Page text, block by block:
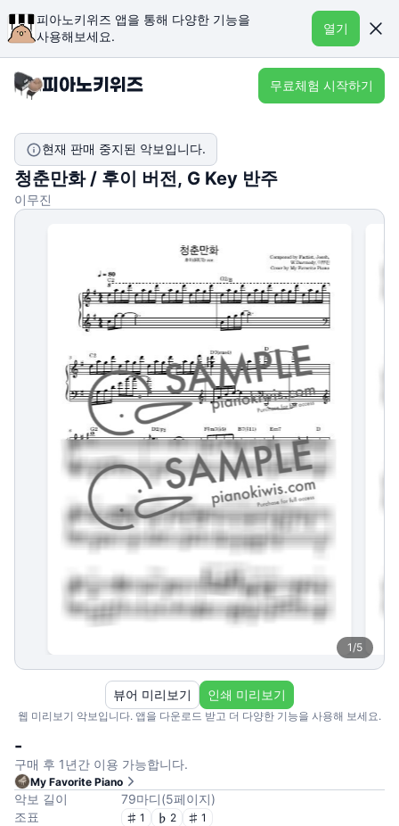
피아노키위즈 앱을 통해 다양한 기능을
사용해보세요.
열기
무료체험 시작하기
현재 판매 중지된 악보입니다.
청춘만화 / 후이 버전, G Key 반주
이무진
1/5
웹 미리보기 악보입니다. 앱을 다운로드 받고 더 다양한 기능을 사용해 보세요.
뷰어 미리보기 인쇄 미리보기
-
구매 후 1년간 이용 가능합니다.
My Favorite Piano
악보 길이 79마디(5페이지)
조표
1 2 1